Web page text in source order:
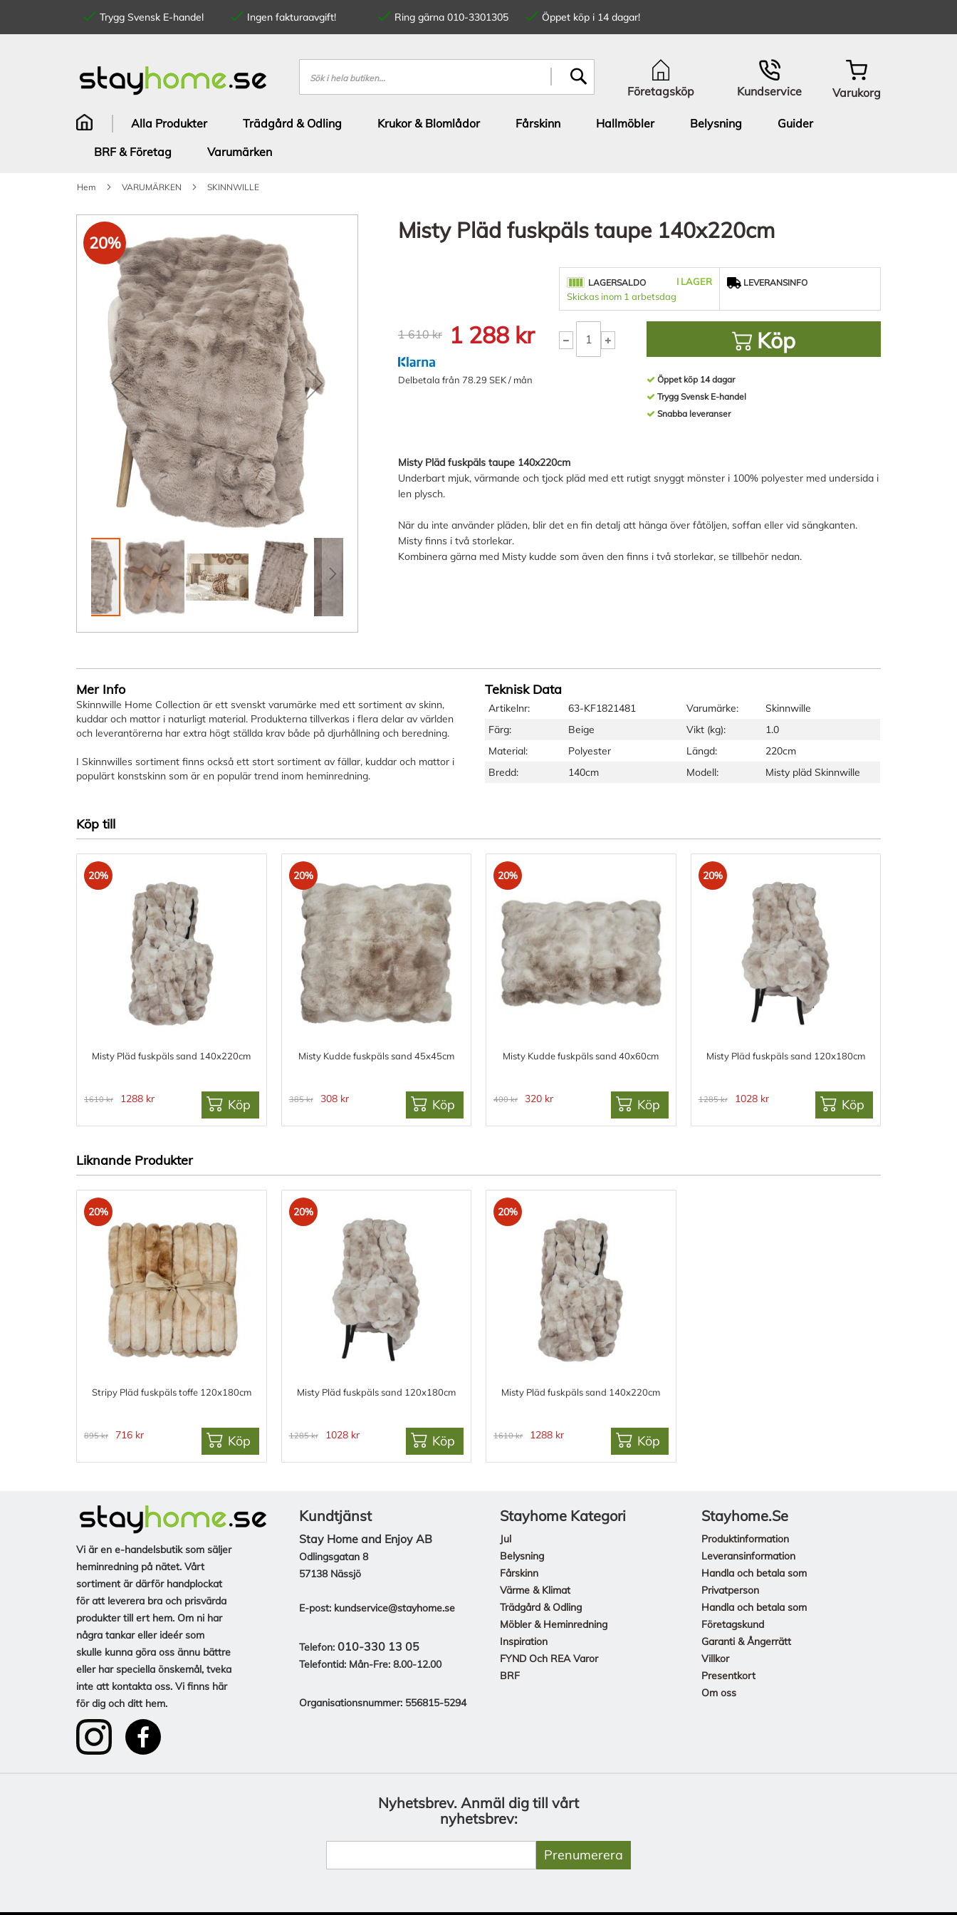
Trygg Svensk E-handel Ingen fakturaavgift! Ring gärna 010-3301305
Öppet köp i 14 dagar!
innehållet
Sök
Företagsköp Kundservice Varukorg
Alla Produkter Trädgård & Odling Krukor & Blomlådor Fårskinn Hallmöbler Belysning
Guider
BRF & Företag
Varumärken
Hem VARUMÄRKEN SKINNWILLE
Hoppa
till
slutet
bildgalleriet
början
av
bildgalleriet
20% Misty Pläd fuskpäls taupe 140x220cm
1 610 kr 1 288 kr
Delbetala från 78.29 SEK / mån
LAGERSALDO
I LAGER
Skickas inom 1 arbetsdag
LEVERANSINFO
Köp
Öppet köp 14 dagar
Trygg Svensk E-handel
Snabba leveranser
Misty Pläd fuskpäls taupe 140x220cm
Underbart mjuk, värmande och tjock pläd med ett rutigt snyggt mönster i 100% polyester med undersida i
len plysch.
När du inte använder pläden, blir det en fin detalj att hänga över fåtöljen, soffan eller vid sängkanten.
Misty finns i två storlekar.
Kombinera gärna med Misty kudde som även den finns i två storlekar, se tillbehör nedan.
Mer Info
Skinnwille Home Collection är ett svenskt varumärke med ett sortiment av skinn,
kuddar och mattor i naturligt material. Produkterna tillverkas i flera delar av världen
och leverantörerna har extra högt ställda krav både på djurhållning och beredning.
I Skinnwilles sortiment finns också ett stort sortiment av fällar, kuddar och mattor i
populärt konstskinn som är en populär trend inom heminredning.
Teknisk Data
Artikelnr: 63-KF1821481 Varumärke:
Skinnwille
Färg:
Beige Vikt (kg):
1.0
Material:
Polyester Längd:
220cm
Bredd:
140cm Modell: Misty pläd Skinnwille
Köp till
20%
Misty Pläd fuskpäls sand 140x220cm
1610 kr 1288 kr Köp
20%
Misty Kudde fuskpäls sand 45x45cm
385 kr 308 kr Köp
20%
Misty Kudde fuskpäls sand 40x60cm
400 kr 320 kr Köp
20%
Misty Pläd fuskpäls sand 120x180cm
1285 kr 1028 kr Köp
Liknande Produkter
20%
Stripy Pläd fuskpäls toffe 120x180cm
895 kr 716 kr Köp
20%
Misty Pläd fuskpäls sand 120x180cm
1285 kr 1028 kr Köp
20%
Misty Pläd fuskpäls sand 140x220cm
1610 kr 1288 kr Köp
Vi är en e-handelsbutik som säljer
heminredning på nätet. Vårt
sortiment är därför handplockat
för att leverera bra och prisvärda
produkter till ert hem. Om ni har
några tankar eller ideér som
skulle kunna göra oss ännu bättre
eller har speciella önskemål, tveka
inte att kontakta oss. Vi finns här
för dig och ditt hem.
Kundtjänst
Stay Home and Enjoy AB
Odlingsgatan 8
57138 Nässjö
E-post: kundservice@stayhome.se
Telefon: 010-330 13 05
Telefontid: Mån-Fre: 8.00-12.00
Organisationsnummer: 556815-5294
Stayhome Kategori
Jul
Belysning
Fårskinn
Värme & Klimat
Trädgård & Odling
Möbler & Heminredning
Inspiration
FYND Och REA Varor
BRF
Stayhome.se
Produktinformation
Leveransinformation
Handla och betala som
Privatperson
Handla och betala som
Företagskund
Garanti & Ångerrätt
Villkor
Presentkort
Om oss
Nyhetsbrev. Anmäl dig till vårt
nyhetsbrev:
Prenumerera